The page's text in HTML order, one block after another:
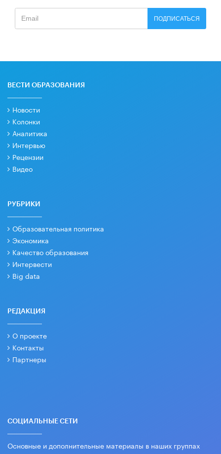
ПОДПИСАТЬСЯ
ВЕСТИ ОБРАЗОВАНИЯ
Новости
Колонки
Аналитика
Интервью
Рецензии
Видео
РУБРИКИ
Образовательная политика
Экономика
Качество образования
Интервести
Big data
РЕДАКЦИЯ
О проекте
Контакты
Партнеры
СОЦИАЛЬНЫЕ СЕТИ
Основные и дополнительные материалы в наших группах